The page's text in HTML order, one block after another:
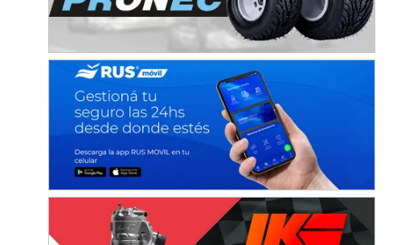
IAME SERIES ARGENTINA 6
Ramiro Tot (Asfalto)
KDO - F6
Trenque Lauquen (Buenos Aires)
ENTRERRIANO - F6 (POSTERGADA)
Villaguay (Entre Ríos)
VICTORIENSE - F7
El Cerro (Tierra)
Victoria (Entre Ríos)